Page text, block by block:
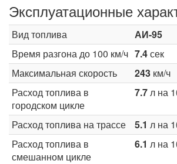
Эксплуатационные
Вид топлива
АИ-95
Время разгона до 100 км/ч 7.4сек
Максимальная скорость
243 км/ч
Расход топлива в
городском цикле
7.7л на
Расход топлива на трассе 5.1 л на
Расход топлива в
смешанном цикле
6.1 л на